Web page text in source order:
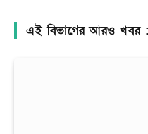
এই বিভাগের আরও খবর :